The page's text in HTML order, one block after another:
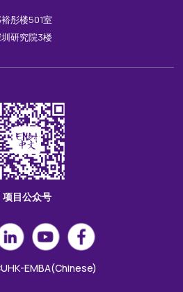
彤楼501室
研究院3楼
项目公众号
EMBA(Chinese)